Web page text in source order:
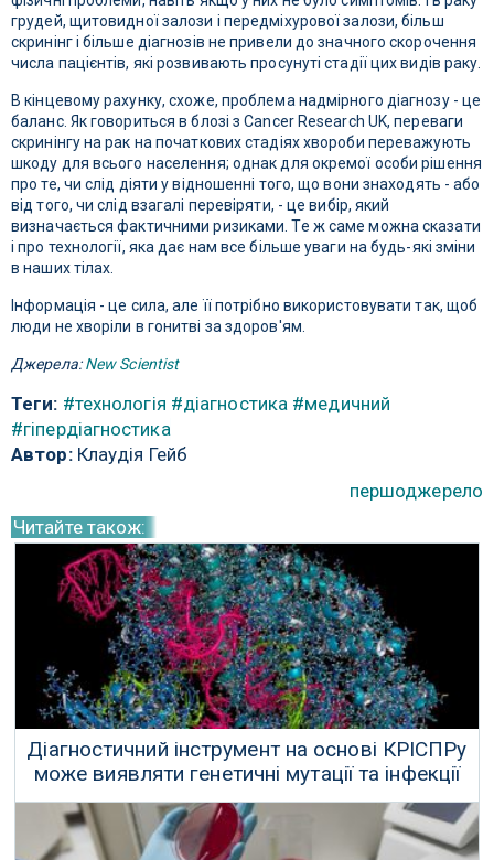
грудей, щитовидної залози і передміхурової залози, більш
скринінг і більше діагнозів не привели до значного скорочення
числа пацієнтів, які розвивають просунуті стадії цих видів раку.
В кінцевому рахунку, схоже, проблема надмірного діагнозу - це
баланс. Як говориться в блозі з Cancer Research UK, переваги
скринінгу на рак на початкових стадіях хвороби переважують
шкоду для всього населення; однак для окремої особи рішення
про те, чи слід діяти у відношенні того, що вони знаходять - або
від того, чи слід взагалі перевіряти, - це вибір, який
визначається фактичними ризиками. Те ж саме можна сказати
і про технології, яка дає нам все більше уваги на будь-які зміни
в наших тілах.
Інформація - це сила, але її потрібно використовувати так, щоб
люди не хворіли в гонитві за здоров'ям.
Джерела:New Scientist
Теги: #технологія #діагностика #медичний
#гіпердіагностика
Автор:Клаудія Гейб
першоджерело
Читайте також:
Діагностичний інструмент на основі КРІСПРу
може виявляти генетичні мутації та інфекції
16 Лютого 2018 р.